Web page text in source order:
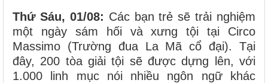
Thứ Sáu, 01/08: Các bạn trẻ sẽ trải nghiệm
một ngày sám hối và xưng tội tại Circo
Massimo (Trường đua La Mã cổ đại). Tại
đây, 200 tòa giải tội sẽ được dựng lên, với
1.000 linh mục nói nhiều ngôn ngữ khác